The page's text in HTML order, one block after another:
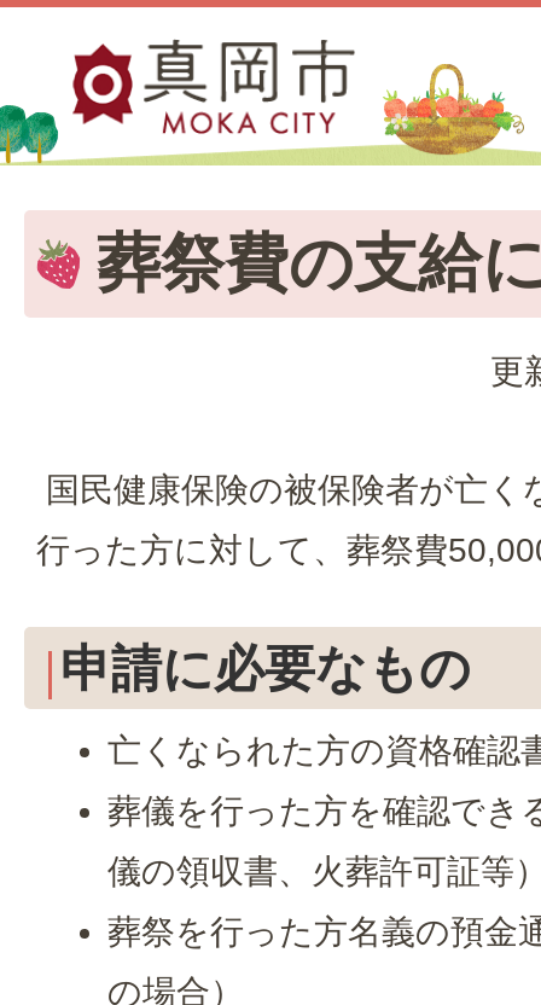
葬祭費の支給
更
国民健康保険の被保険者が亡
行った方に対して、葬祭費
申請に必要なもの
亡くなられた方の資格確認
葬儀を行った方を確認でき
儀の領収書、火葬許可証等
葬祭を行った方名義の預金
の場合）